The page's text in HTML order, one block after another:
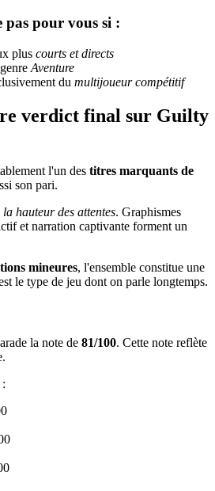
pas pour vous si :
plus courts et directs
Aventure
du multijoueur compétitif
verdict final sur Guilty
l'un des titres marquants de
son pari.
la hauteur des attentes. Graphismes
et narration captivante forment un
mineures, l'ensemble constitue une
le type de jeu dont on parle longtemps.
la note de 81/100. Cette note reflète